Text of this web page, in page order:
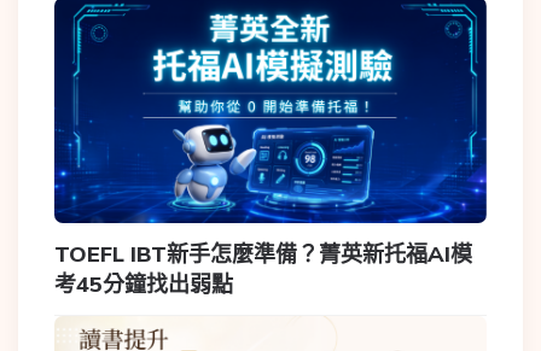
TOEFL IBT新手怎麼準備？菁英新托福AI模
考45分鐘找出弱點